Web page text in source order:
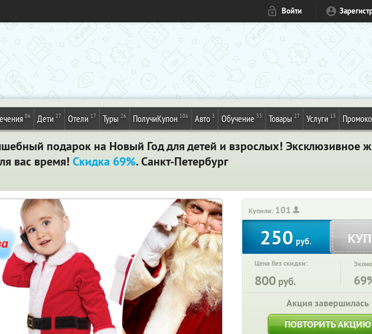
Войти
86 Дети 27 Отели 17 Туры 26 ПолучиКупон 106 Авто 3 Обучение 33 Товары 27 Услуги 15
подарок на Новый Год для детей и взрослых! Эксклюзивное
вас время! Скидка 69%. Санкт-Петербург
Купили: 101
250 руб.
Цена без скидки:
800 руб.
Акция завершилась
ПОВТОРИТЬ АКЦИЮ